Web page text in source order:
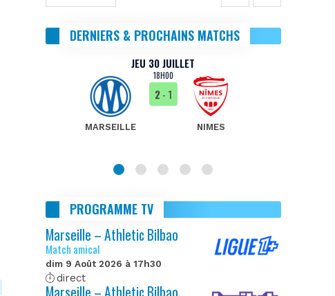
DERNIERS & PROCHAINS MATCHS
JEU 30 JUILLET
18H00
MARSEILLE
2- 1
NIMES
PROGRAMME TV
Marseille – Athletic Bilbao
Match amical
dim 9 Août 2026 à 17h30
direct